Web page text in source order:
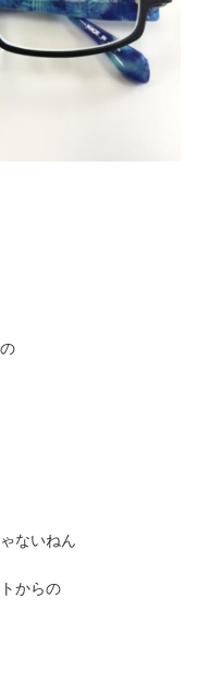
ないねん
からの